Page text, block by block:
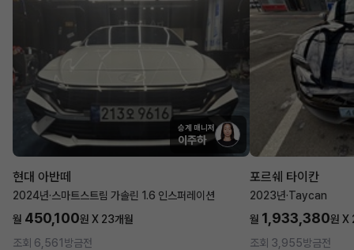
승계 매니저
이주하
현대 아반떼
2024년·스마트스트림 가솔린 1.6 인스퍼레이션
월 450,100원 X 23개월
조회 6,561 방금전
포르쉐 타이칸
2023년·Taycan
월 1,933,380원 X
조회 3,955방금전